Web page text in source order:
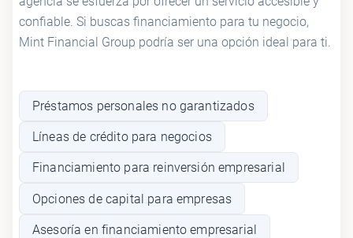
confiable. Si buscas financiamiento para tu negocio,
Mint Financial Group podría ser una opción ideal para ti.
Préstamos personales no garantizados
Líneas de crédito para negocios
Financiamiento para reinversión empresarial
Opciones de capital para empresas
Asesoría en financiamiento empresarial